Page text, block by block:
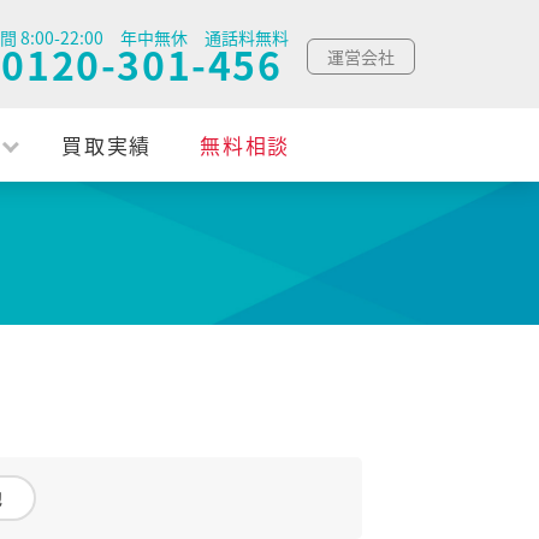
間 8:00-22:00 年中無休 通話料無料
0120-301-456 運営会社
買取実績 無料相談